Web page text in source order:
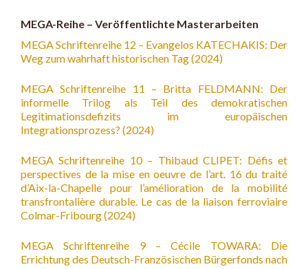
MEGA-Reihe – Veröffentlichte Masterarbeiten
MEGA Schriftenreihe 12 – Evangelos KATECHAKIS: Der
Weg zum wahrhaft historischen Tag (2024)
MEGA Schriftenreihe 11 – Britta FELDMANN: Der
informelle Trilog als Teil des demokratischen
Legitimationsdefizits im europäischen
Integrationsprozess? (2024)
MEGA Schriftenreihe 10 – Thibaud CLIPET: Défis et
perspectives de la mise en oeuvre de l’art. 16 du traité
d’Aix-la-Chapelle pour l’amélioration de la mobilité
transfrontalière durable. Le cas de la liaison ferroviaire
Colmar-Fribourg (2024)
MEGA Schriftenreihe 9 – Cécile TOWARA: Die
Errichtung des Deutsch-Französischen Bürgerfonds nach